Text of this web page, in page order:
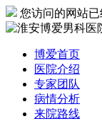
您访问的网站
博爱首页
医院介绍
专家团队
病情分析
来院路线